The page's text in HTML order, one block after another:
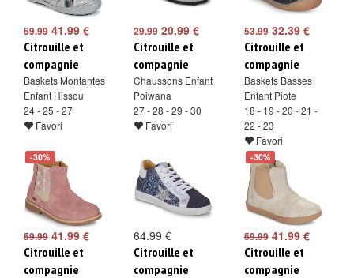
59.99 41.99 €
Citrouille et
compagnie
Baskets Montantes
Enfant Hissou
24 - 25 - 27
Favori
29.9920.99 €
Citrouille et
compagnie
Chaussons Enfant
Poiwana
27 - 28 - 29 - 30
Favori
53.9932.39 €
Citrouille et
compagnie
Baskets Basses
Enfant Piote
18 - 19 - 20 - 21 -
22 - 23
Favori
-30%
59.99 41.99 €
Citrouille et
compagnie
64.99 €
Citrouille et
compagnie
-30%
59.9941.99 €
Citrouille et
compagnie